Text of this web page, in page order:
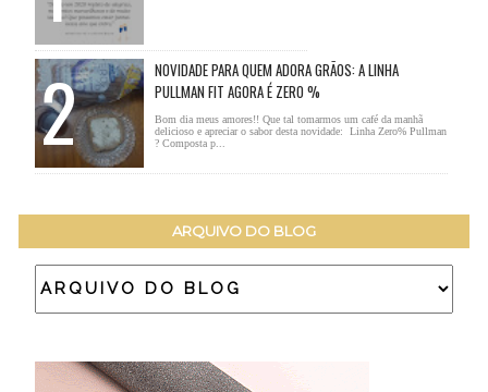
NOVIDADE PARA QUEM ADORA GRÃOS: A LINHA
PULLMAN FIT AGORA É ZERO %
Bom dia meus amores!! Que tal tomarmos um café da manhã
delicioso e apreciar o sabor desta novidade: Linha Zero% Pullman
? Composta p...
ARQUIVO DO BLOG